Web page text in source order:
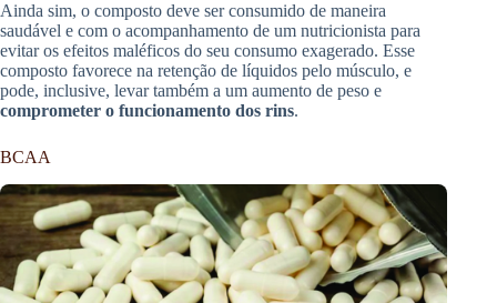
Ainda sim, o composto deve ser consumido de maneira
saudável e com o acompanhamento de um nutricionista para
evitar os efeitos maléficos do seu consumo exagerado. Esse
composto favorece na retenção de líquidos pelo músculo, e
pode, inclusive, levar também a um aumento de peso e
comprometer o funcionamento dos rins.
BCAA